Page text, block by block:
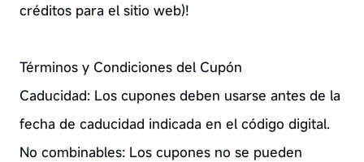
créditos para el sitio web)!
Términos y Condiciones del Cupón
Caducidad: Los cupones deben usarse antes de la
fecha de caducidad indicada en el código digital.
No combinables: Los cupones no se pueden